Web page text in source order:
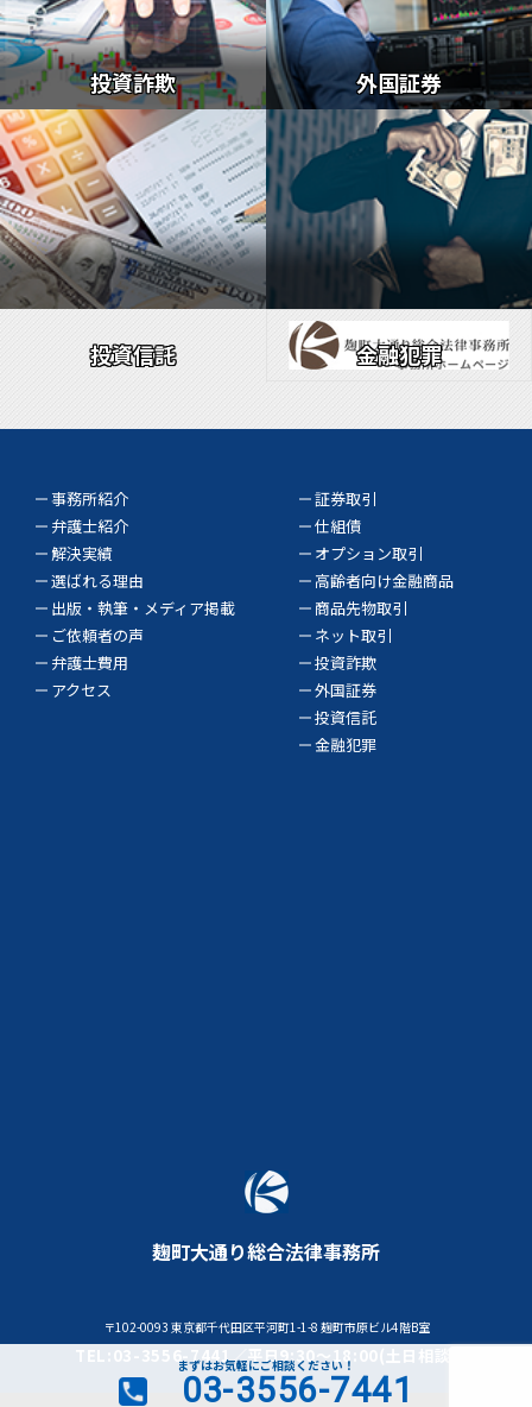
まずはお気軽にご相談ください！
03-3556-7441
投資詐欺 外国証券
投資信託 金融犯罪
事務所紹介
弁護士紹介
解決実績
選ばれる理由
出版・執筆・メディア掲載
ご依頼者の声
弁護士費用
アクセス
証券取引
仕組債
オプション取引
高齢者向け金融商品
商品先物取引
ネット取引
投資詐欺
外国証券
投資信託
金融犯罪
麹町大通り総合法律事務所
〒102-0093 東京都千代田区平河町1-1-8 麹町市原ビル4階B室
TEL:03-3556-7441／平日9:30～18:00(土日相談)